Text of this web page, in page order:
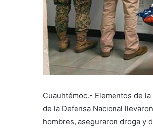
Cuauhtémoc.- Elementos de
de la Defensa Nacional
hombres, aseguraron droga y